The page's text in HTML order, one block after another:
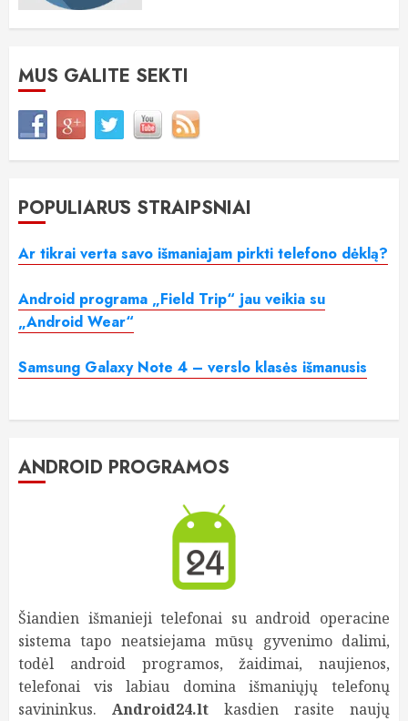
MUS GALITE SEKTI
POPULIARŪS STRAIPSNIAI
Ar tikrai verta savo išmaniajam pirkti telefono dėklą?
Android programa „Field Trip“ jau veikia su
„Android Wear“
Samsung Galaxy Note 4 – verslo klasės išmanusis
ANDROID PROGRAMOS
Šiandien išmanieji telefonai su android operacine
sistema tapo neatsiejama mūsų gyvenimo dalimi,
todėl android programos, žaidimai, naujienos,
telefonai vis labiau domina išmaniųjų telefonų
savininkus. Android24.lt kasdien rasite naujų